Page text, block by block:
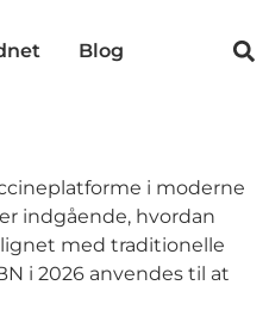
Blog
i moderne
indgående, hvordan
med traditionelle
i 2026 anvendes til at